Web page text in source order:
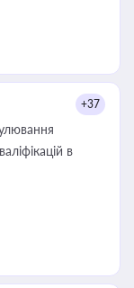
+37
в